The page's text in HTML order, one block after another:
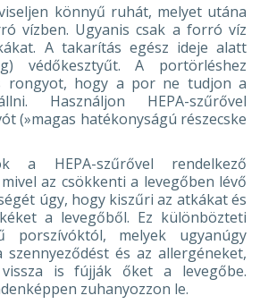
könnyű ruhát, melyet utána
vízben. Ugyanis csak a forró víz
A takarítás egész ideje alatt
védőkesztyűt. A portörléshez
rongyot, hogy a por ne tudjon a
Használjon HEPA-szűrővel
(»magas hatékonyságú részecske
a HEPA-szűrővel rendelkező
az csökkenti a levegőben lévő
úgy, hogy kiszűri az atkákat és
a levegőből. Ez különbözteti
porszívóktól, melyek ugyanúgy
és az allergéneket,
is fújják őket a levegőbe.
zuhanyozzon le.